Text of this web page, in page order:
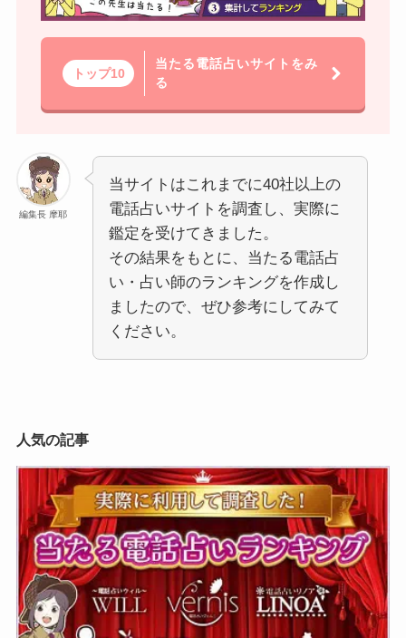
トップ10
当たる電話占いサイトをみ
る
編集長 摩耶
当サイトはこれまでに40社以上の
電話占いサイトを調査し、実際に
鑑定を受けてきました。
その結果をもとに、当たる電話占
い・占い師のランキングを作成し
ましたので、ぜひ参考にしてみて
ください。
人気の記事